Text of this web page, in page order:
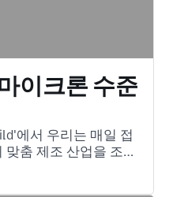
이크론 수준
에서 우리는 매일 접
춤 제조 산업을 조명